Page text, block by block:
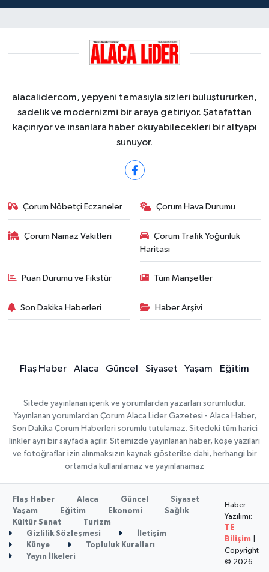
alacalidercom, yepyeni temasıyla sizleri buluştururken,
sadelik ve modernizmi bir araya getiriyor. Şatafattan
kaçınıyor ve insanlara haber okuyabilecekleri bir altyapı
sunuyor.
Çorum Nöbetçi Eczaneler Çorum Hava Durumu
Çorum Namaz Vakitleri
Çorum Trafik Yoğunluk
Haritası
Puan Durumu ve Fikstür Tüm Manşetler
Son Dakika Haberleri Haber Arşivi
Flaş Haber Alaca Güncel Siyaset Yaşam Eğitim
Sitede yayınlanan içerik ve yorumlardan yazarları sorumludur.
Yayınlanan yorumlardan Çorum Alaca Lider Gazetesi - Alaca Haber,
Son Dakika Çorum Haberleri sorumlu tutulamaz. Sitedeki tüm harici
linkler ayrı bir sayfada açılır. Sitemizde yayınlanan haber, köşe yazıları
ve fotoğraflar izin alınmaksızın kaynak gösterilse dahi, herhangi bir
ortamda kullanılamaz ve yayınlanamaz
Flaş Haber Alaca Güncel
Siyaset
Yaşam
Eğitim Ekonomi
Sağlık
Kültür Sanat
Turizm
Gizlilik Sözleşmesi
İletişim
Künye
Topluluk Kuralları
Yayın İlkeleri
Haber
Yazılımı:
TE
Bilişim
Copyright
© 2026